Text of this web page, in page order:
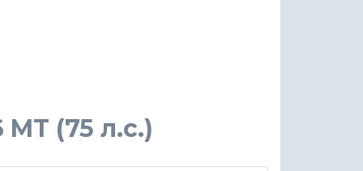
(75 л.с.)